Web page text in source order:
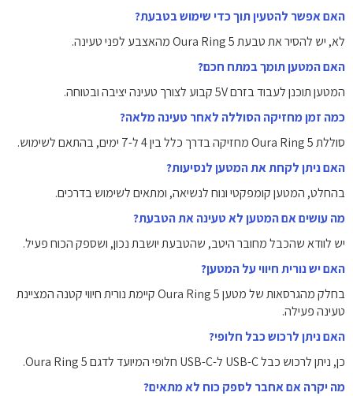
האם אפשר להטעין תוך כדי שימוש בטבעת?
לא, יש להסיר את טבעת Oura Ring 5 מהאצבע לפני טעינה.
האם המטען תומך במתח חכם?
המטען תוכנן לעבוד בזרם 5V קבוע לצורך טעינה יציבה ובטוחה.
כמה זמן מחזיקה הסוללה לאחר טעינה מלאה?
סוללת Oura Ring 5 מחזיקה בדרך כלל בין 4 ל-7 ימים, בהתאם לשימוש.
האם ניתן לקחת את המטען לנסיעות?
בהחלט, המטען קומפקטי ונוח לנשיאה, ומתאים לשימוש בדרכים.
מה עושים אם המטען לא טעינה את הטבעת?
יש לוודא שהכבל מחובר היטב, שהטבעת יושבת נכון, ושספק הכוח פעיל.
האם יש נורית חיווי על המטען?
בחלק מהגרסאות של מטען Oura Ring 5 קיימת נורית חיווי קטנה המציינת
טעינה פעילה.
האם ניתן לרכוש כבל חלופי?
כן, ניתן לרכוש כבל USB-C ל-USB-C חלופי המיועד לדגם Oura Ring 5.
מה יקרה אם אחבר לספק כוח לא מתאים?